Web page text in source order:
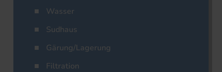
Wasser
Sudhaus
Gärung/Lagerung
Filtration